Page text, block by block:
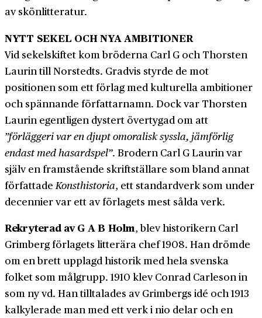
av skön­litteratur.
NYTT SEKEL OCH NYA AMBITIONER
Vid sekel­skiftet kom bröderna Carl G och Thorsten
Laurin till Norstedts. Gradvis styrde de mot
positionen som ett förlag med kulturella ambitioner
och spännande författar­namn. Dock var Thorsten
Laurin egentligen dystert övertygad om att
”förläggeri var en djupt omoralisk syssla, jämförlig
endast med hasard­spel”. Brodern Carl G Laurin var
själv en framstående skrift­ställare som bland annat
författade Konst­historia, ett standard­verk som under
decennier var ett av förlagets mest sålda verk.
Rekryterad av G A B Holm, blev historikern Carl
Grimberg förlagets litterära chef 1908. Han drömde
om en brett upplagd historik med hela svenska
folket som mål­grupp. 1910 klev Conrad Carleson in
som ny vd. Han till­talades av Grimbergs idé och 1913
kalkylerade man med ett verk i nio delar och en